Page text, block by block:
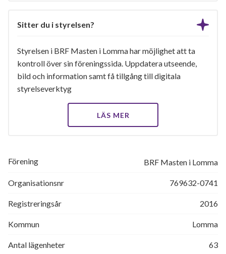
Sitter du i styrelsen?
Styrelsen i BRF Masten i Lomma har möjlighet att ta
kontroll över sin föreningssida. Uppdatera utseende,
bild och information samt få tillgång till digitala
styrelseverktyg
LÄS MER
Förening BRF Masten i Lomma
Organisationsnr 769632-0741
Registreringsår 2016
Kommun Lomma
Antal lägenheter 63